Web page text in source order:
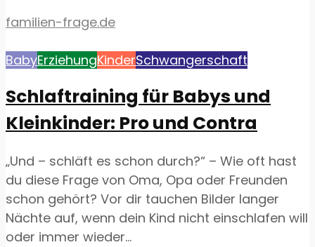
familien-frage.de
BabyErziehungKinderSchwangerschaft
Schlaftraining für Babys und
Kleinkinder: Pro und Contra
„Und – schläft es schon durch?“ – Wie oft hast
du diese Frage von Oma, Opa oder Freunden
schon gehört? Vor dir tauchen Bilder langer
Nächte auf, wenn dein Kind nicht einschlafen will
oder immer wieder...